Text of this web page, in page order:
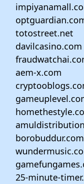
totostreet.net
davilcasino.com
aem-x.com
borobuddur.com
25-minute-